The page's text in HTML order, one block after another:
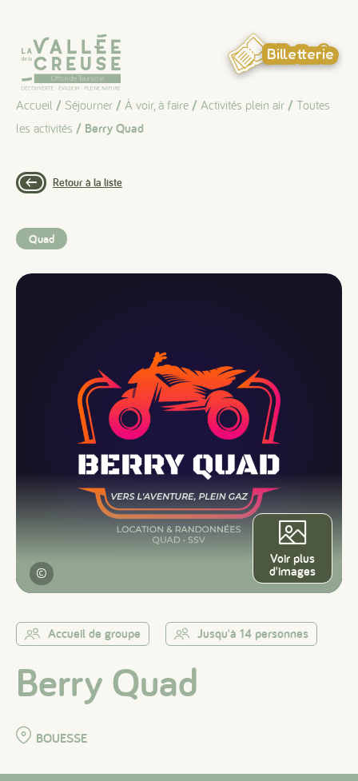
Billetterie
Accueil / Séjourner / À voir, à faire / Activités plein air / Toutes
les activités / Berry Quad
Retour à la liste
Quad
©
Voir plus
d'images
Accueil de groupe Jusqu'à 14 personnes
Berry Quad
BOUESSE